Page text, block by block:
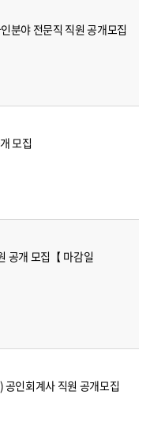
분야 전문직 직원 공개모집
모집
공개 모집【 마감일
인회계사 직원 공개모집